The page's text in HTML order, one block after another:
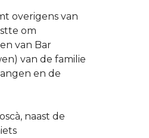
overigens van
om
van Bar
van de familie
en de
naast de